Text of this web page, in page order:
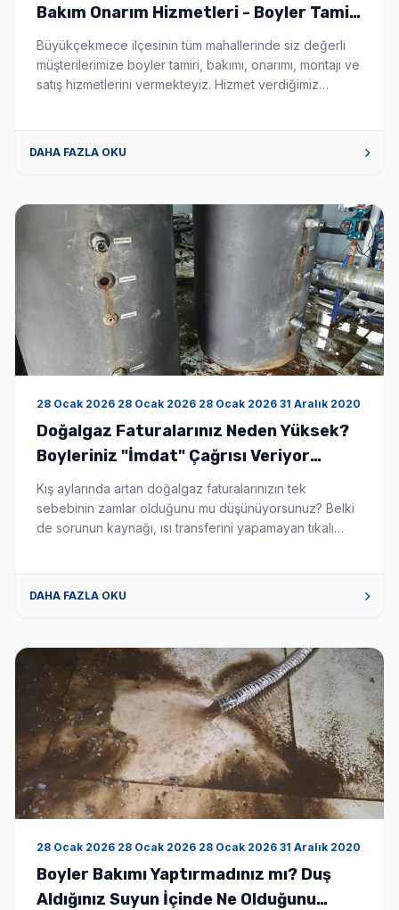
Bakım Onarım Hizmetleri - Boyler Tamiri
ve Servisi
Büyükçekmece ilçesinin tüm mahallerinde siz değerli
müşterilerimize boyler tamiri, bakımı, onarımı, montajı ve
satış hizmetlerini vermekteyiz. Hizmet verdiğimiz
onarımı, montajı ve […]
DAHA FAZLA OKU
28 Ocak 2026 28 Ocak 2026 28 Ocak 2026 31 Aralık 2020
Doğalgaz Faturalarınız Neden Yüksek?
Boyleriniz "İmdat" Çağrısı Veriyor
Olabilir! - Boyler Tamiri ve Servisi
Kış aylarında artan doğalgaz faturalarınızın tek
sebebinin zamlar olduğunu mu düşünüyorsunuz? Belki
de sorunun kaynağı, ısı transferini yapamayan tıkalı
DAHA FAZLA OKU
28 Ocak 2026 28 Ocak 2026 28 Ocak 2026 31 Aralık 2020
Boyler Bakımı Yaptırmadınız mı? Duş
Aldığınız Suyun İçinde Ne Olduğunu